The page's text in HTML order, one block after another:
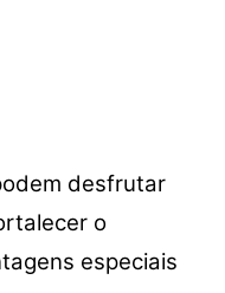
desfrutar
o
especiais